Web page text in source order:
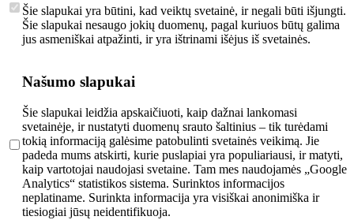
Šie slapukai yra būtini, kad veiktų svetainė, ir negali būti išjungti.
Šie slapukai nesaugo jokių duomenų, pagal kuriuos būtų galima
jus asmeniškai atpažinti, ir yra ištrinami išėjus iš svetainės.
Našumo slapukai
Šie slapukai leidžia apskaičiuoti, kaip dažnai lankomasi
svetainėje, ir nustatyti duomenų srauto šaltinius – tik turėdami
tokią informaciją galėsime patobulinti svetainės veikimą. Jie
padeda mums atskirti, kurie puslapiai yra populiariausi, ir matyti,
kaip vartotojai naudojasi svetaine. Tam mes naudojamės „Google
Analytics“ statistikos sistema. Surinktos informacijos
neplatiname. Surinkta informacija yra visiškai anonimiška ir
tiesiogiai jūsų neidentifikuoja.